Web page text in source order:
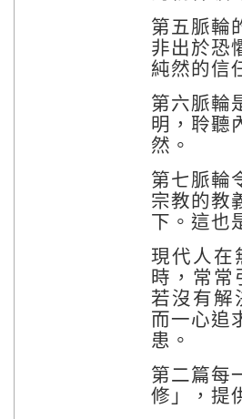
第五脈輪
非出於恐
純然的信
第六脈輪
明，聆聽
然。
第七脈輪
宗教的教
下。這也
現代人在
時，常
若沒有解
而一心追
患。
第二篇每
修」，提